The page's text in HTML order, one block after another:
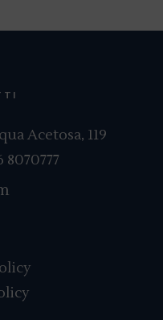
Acetosa, 119
8070777